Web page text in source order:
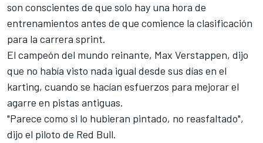
son conscientes de que solo hay una hora de
entrenamientos antes de que comience la clasificación
para la carrera sprint.
El campeón del mundo reinante, Max Verstappen, dijo
que no había visto nada igual desde sus días en el
karting, cuando se hacían esfuerzos para mejorar el
agarre en pistas antiguas.
"Parece como si lo hubieran pintado, no reasfaltado",
dijo el piloto de Red Bull.